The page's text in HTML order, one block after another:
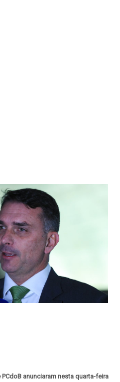
anunciaram nesta quarta-feira